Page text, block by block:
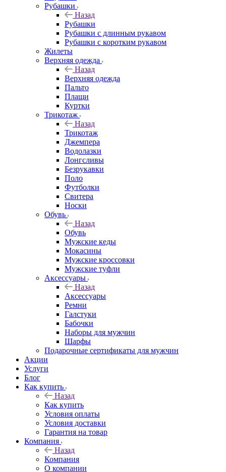
Рубашки
Назад
Рубашки
Рубашки с длинным рукавом
Рубашки с коротким рукавом
Жилеты
Верхняя одежда
Назад
Верхняя одежда
Пальто
Плащи
Куртки
Трикотаж
Назад
Трикотаж
Джемпера
Водолазки
Лонгсливы
Безрукавки
Поло
Футболки
Свитера
Носки
Обувь
Назад
Обувь
Мужские кеды
Мокасины
Мужские кроссовки
Мужские туфли
Аксессуары
Назад
Аксессуары
Ремни
Галстуки
Бабочки
Наборы для мужчин
Шарфы
Подарочные сертификаты для мужчин
Акции
Услуги
Блог
Как купить
Назад
Как купить
Условия оплаты
Условия доставки
Гарантия на товар
Компания
Назад
Компания
О компании